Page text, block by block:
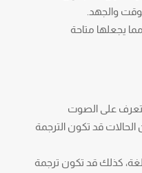
والجهد.
يجعلها متاحة
على الصوت
الحالات قد تكون الترجمة
كذلك قد تكون ترجمة